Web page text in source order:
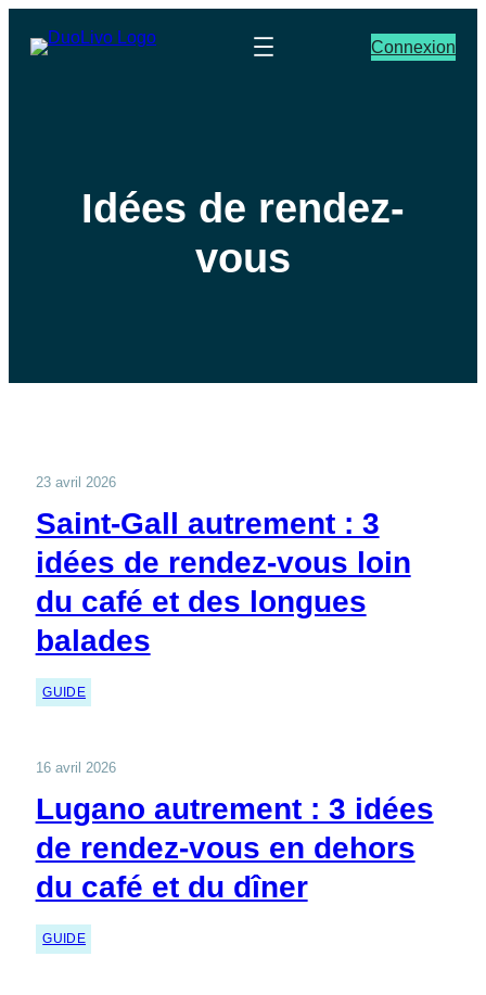
Connexion
Idées de rendez-
vous
23 avril 2026
Saint-Gall autrement : 3
idées de rendez-vous loin
du café et des longues
balades
GUIDE
16 avril 2026
Lugano autrement : 3 idées
de rendez-vous en dehors
du café et du dîner
GUIDE